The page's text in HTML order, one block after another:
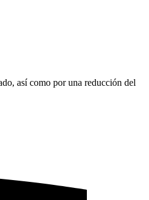
así como por una reducción del